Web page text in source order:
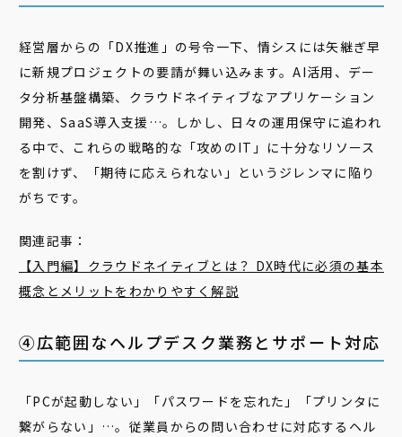
経営層からの「DX推進」の号令一下、情シスには矢継ぎ早
に新規プロジェクトの要請が舞い込みます。AI活用、デー
タ分析基盤構築、クラウドネイティブなアプリケーション
開発、SaaS導入支援…。しかし、日々の運用保守に追われ
る中で、これらの戦略的な「攻めのIT」に十分なリソース
を割けず、「期待に応えられない」というジレンマに陥り
がちです。
関連記事：
【入門編】クラウドネイティブとは？ DX時代に必須の基本
概念とメリットをわかりやすく解説
④広範囲なヘルプデスク業務とサポート対応
「PCが起動しない」「パスワードを忘れた」「プリンタに
繋がらない」…。従業員からの問い合わせに対応するヘル